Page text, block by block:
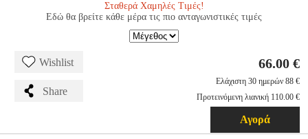
Σταθερά Χαμηλές Τιμές!
Εδώ θα βρείτε κάθε μέρα τις πιο ανταγωνιστικές τιμές
Wishlist
Share
66.00 €
Ελάχιστη 30 ημερών 88 €
Προτεινόμενη λιανική 110.00 €
Αγορά